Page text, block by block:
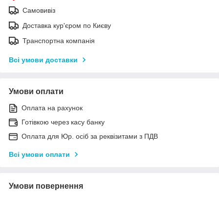
Самовивіз
Доставка кур'єром по Києву
Транспортна компанія
Всі умови доставки
Умови оплати
Оплата на рахунок
Готівкою через касу банку
Оплата для Юр. осіб за реквізитами з ПДВ
Всі умови оплати
Умови повернення